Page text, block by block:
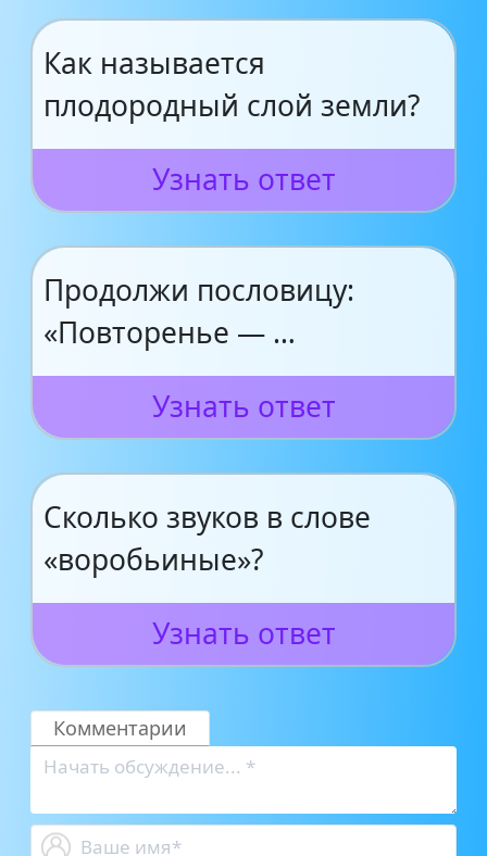
Как называется
плодородный слой земли?
Узнать ответ
Продолжи пословицу:
«Повторенье — …
Узнать ответ
Сколько звуков в слове
«воробьиные»?
Узнать ответ
Комментарии